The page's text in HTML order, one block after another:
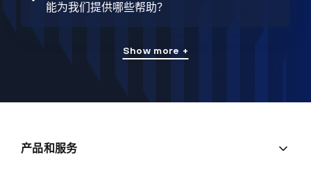
能为我们提供哪些帮助？
Show more +
产品和服务